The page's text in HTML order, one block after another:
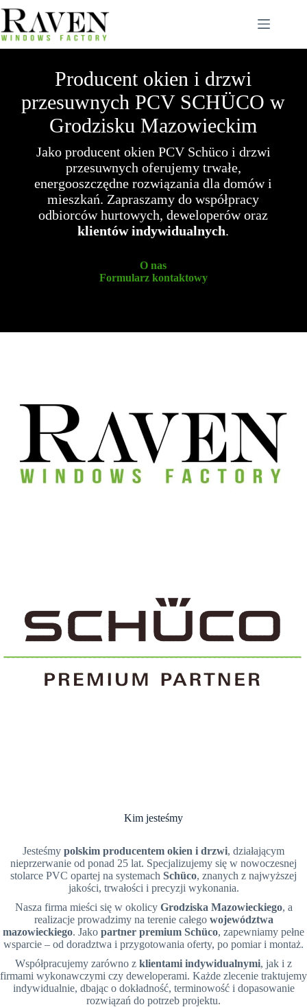
do
treści
Producent okien i drzwi
przesuwnych PCV SCHÜCO w
Grodzisku Mazowieckim
Jako producent okien PCV Schüco i drzwi
przesuwnych oferujemy trwałe,
energooszczędne rozwiązania dla domów i
mieszkań. Zapraszamy do współpracy
odbiorców hurtowych, deweloperów oraz
klientów indywidualnych.
O nas
Formularz kontaktowy
Kim jesteśmy
Jesteśmy polskim producentem okien i drzwi, działającym
nieprzerwanie od ponad 25 lat. Specjalizujemy się w nowoczesnej
stolarce PVC opartej na systemach Schüco, znanych z najwyższej
jakości, trwałości i precyzji wykonania.
Nasza firma mieści się w okolicy Grodziska Mazowieckiego, a
realizacje prowadzimy na terenie całego województwa
mazowieckiego. Jako partner premium Schüco, zapewniamy pełne
wsparcie – od doradztwa i przygotowania oferty, po pomiar i montaż.
Współpracujemy zarówno z klientami indywidualnymi, jak i z
firmami wykonawczymi czy deweloperami. Każde zlecenie traktujemy
indywidualnie, dbając o dokładność, terminowość i dopasowanie
rozwiązań do potrzeb projektu.